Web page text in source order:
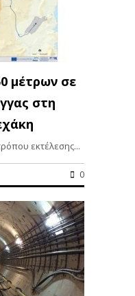
μέτρων σε
στη
εκτέλεσης...
0